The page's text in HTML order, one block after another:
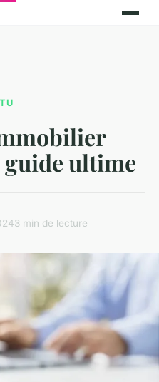
ultime
3 min de lecture